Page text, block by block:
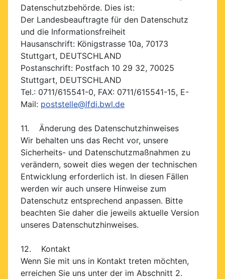
Datenschutzbehörde. Dies ist:
Der Landesbeauftragte für den Datenschutz
und die Informationsfreiheit
Hausanschrift: Königstrasse 10a, 70173
Stuttgart, DEUTSCHLAND
Postanschrift: Postfach 10 29 32, 70025
Stuttgart, DEUTSCHLAND
Tel.: 0711/615541-0, FAX: 0711/615541-15, E-
Mail: poststelle@lfdi.bwl.de
11. Änderung des Datenschutzhinweises
Wir behalten uns das Recht vor, unsere
Sicherheits- und Datenschutzmaßnahmen zu
verändern, soweit dies wegen der technischen
Entwicklung erforderlich ist. In diesen Fällen
werden wir auch unsere Hinweise zum
Datenschutz entsprechend anpassen. Bitte
beachten Sie daher die jeweils aktuelle Version
unseres Datenschutzhinweises.
12. Kontakt
Wenn Sie mit uns in Kontakt treten möchten,
erreichen Sie uns unter der im Abschnitt 2.